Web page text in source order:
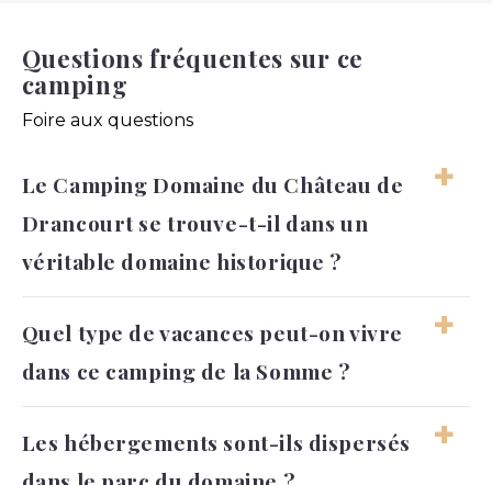
Questions fréquentes sur ce
camping
Foire aux questions
Le Camping Domaine du Château de
Drancourt se trouve-t-il dans un
véritable domaine historique ?
Oui, le Camping Domaine du Château de
Drancourt est installé dans un environnement
marqué par la présence d’un château et d’un
classique, avec un cadre plus patrimonial et plus
spacieux. Beaucoup de vacanciers choisissent
Quel type de vacances peut-on vivre
dans ce camping de la Somme ?
Le Camping Domaine du Château de Drancourt
convient bien aux vacanciers qui souhaitent
Les hébergements sont-ils dispersés